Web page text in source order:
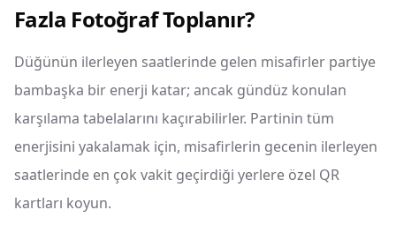
Fazla Fotoğraf Toplanır?
Düğünün ilerleyen saatlerinde gelen misafirler partiye
bambaşka bir enerji katar; ancak gündüz konulan
karşılama tabelalarını kaçırabilirler. Partinin tüm
enerjisini yakalamak için, misafirlerin gecenin ilerleyen
saatlerinde en çok vakit geçirdiği yerlere özel QR
kartları koyun.